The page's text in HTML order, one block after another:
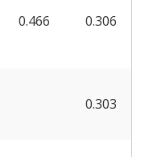
0.466 0.306
0.303